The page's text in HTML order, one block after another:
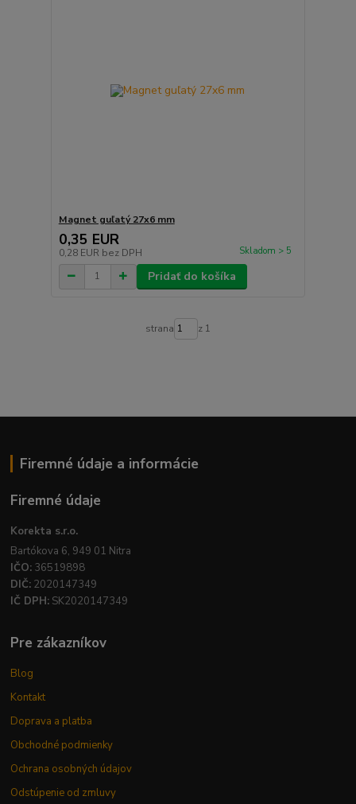
Magnet guľatý 27x6 mm
0,35 EUR
0,28 EUR bez DPH Skladom > 5
Pridať do košíka
strana z 1
Firemné údaje a informácie
Firemné údaje
Korekta s.r.o.
Bartókova 6, 949 01 Nitra
IČO: 36519898
DIČ: 2020147349
IČ DPH: SK2020147349
Pre zákazníkov
Blog
Kontakt
Doprava a platba
Obchodné podmienky
Ochrana osobných údajov
Odstúpenie od zmluvy